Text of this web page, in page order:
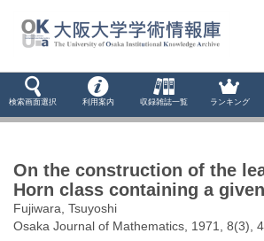
検索画面選択 利用案内 収録雑誌一覧 ランキング
On the construction of the
Horn class containing a
Fujiwara, Tsuyoshi
Osaka Journal of Mathematics, 1971, 8(3),